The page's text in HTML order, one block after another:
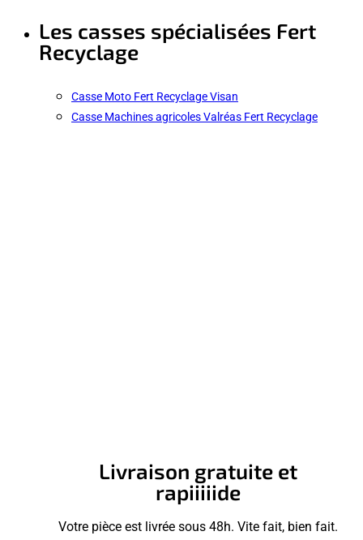
Les casses spécialisées Fert
Recyclage
Casse Moto Fert Recyclage Visan
Casse Machines agricoles Valréas Fert Recyclage
Livraison gratuite et
rapiiiiide
Votre pièce est livrée sous 48h. Vite fait, bien fait.